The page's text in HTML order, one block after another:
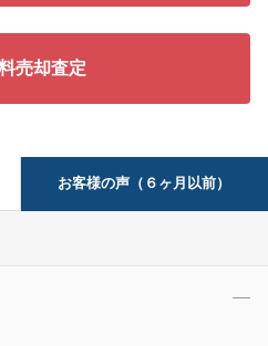
売却査定
お客様の声（６ヶ月以前）